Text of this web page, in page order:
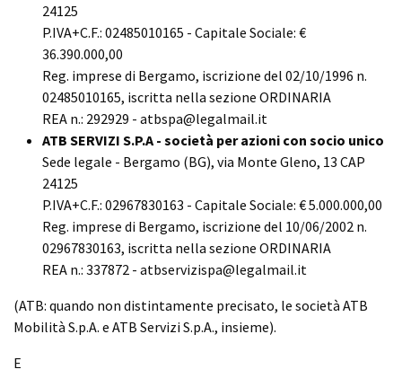
24125
P.IVA+C.F.: 02485010165 - Capitale Sociale: €
36.390.000,00
Reg. imprese di Bergamo, iscrizione del 02/10/1996 n.
02485010165, iscritta nella sezione ORDINARIA
REA n.: 292929 - atbspa@legalmail.it
ATB SERVIZI S.P.A - società per azioni con socio unico
Sede legale - Bergamo (BG), via Monte Gleno, 13 CAP
24125
P.IVA+C.F.: 02967830163 - Capitale Sociale: € 5.000.000,00
Reg. imprese di Bergamo, iscrizione del 10/06/2002 n.
02967830163, iscritta nella sezione ORDINARIA
REA n.: 337872 - atbservizispa@legalmail.it
(ATB: quando non distintamente precisato, le società ATB
Mobilità S.p.A. e ATB Servizi S.p.A., insieme).
E